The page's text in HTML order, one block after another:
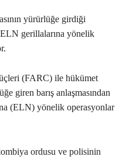
yürürlüğe girdiği
gerillalarına yönelik
(FARC) ile hükümet
giren barış anlaşmasından
(ELN) yönelik operasyonlar
ordusu ve polisinin